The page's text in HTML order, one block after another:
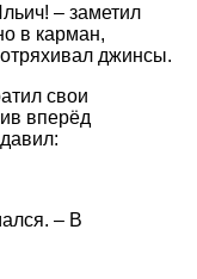
– заметил
в карман,
джинсы.
свои
вперёд
– В